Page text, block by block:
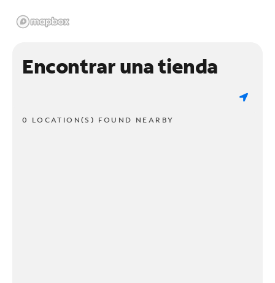
Encontrar una tienda
0 LOCATION(S) FOUND NEARBY